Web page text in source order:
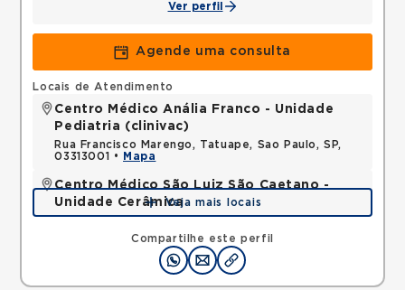
Ver perfil
Agende uma consulta
Compartilhe este perfil
Locais de Atendimento
Centro Médico Anália Franco - Unidade
Pediatria (clinivac)
Rua Francisco Marengo, Tatuape, Sao Paulo, SP,
03313001 •
Mapa
Centro Médico São Luiz São Caetano -
Unidade Cerâmica
Alameda Caulim, Ceramica, Sao Caetano do Sul,
SP, 09531195 •
Veja mais locais